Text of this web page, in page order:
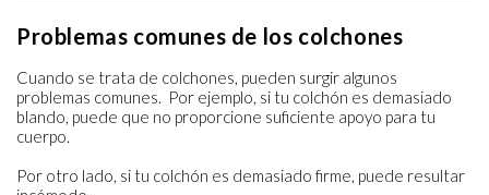
Problemas comunes de los colchones
Cuando se trata de colchones, pueden surgir algunos
problemas comunes. Por ejemplo, si tu colchón es demasiado
blando, puede que no proporcione suficiente apoyo para tu
cuerpo.
Por otro lado, si tu colchón es demasiado firme, puede resultar